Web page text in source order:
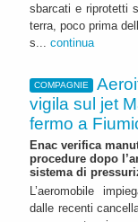
sbarcati e riprotetti
terra, poco prima
s... continua
COMPAGNIE
vigila sul jet
fermo a
Enac verifica
procedure dopo
sistema di
L’aeromobile
dalle recenti